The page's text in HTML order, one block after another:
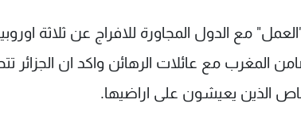
مع الدول المجاورة للافراج عن ثلاثة
عن "تضامن المغرب مع عائلات الرهائن واكد ان الجزائر
الذين يعيشون على اراضيها.